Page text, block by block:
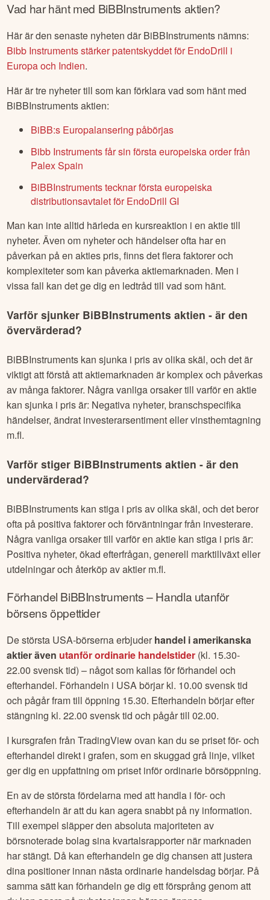
Vad har hänt med BiBBInstruments aktien?
Här är den senaste nyheten där BiBBInstruments nämns:
Bibb Instruments stärker patentskyddet för EndoDrill i
Europa och Indien.
Här är tre nyheter till som kan förklara vad som hänt med
BiBBInstrumentsaktien:
BiBB:s Europalansering påbörjas
Bibb Instruments får sin första europeiska order från
Palex Spain
BiBBInstruments tecknar första europeiska
distributionsavtalet för EndoDrill GI
Man kan inte alltid härleda en kursreaktion i en aktie till
nyheter. Även om nyheter och händelser ofta har en
påverkan på en akties pris, finns det flera faktorer och
komplexiteter som kan påverka aktiemarknaden. Men i
vissa fall kan det ge dig en ledtråd till vad som hänt.
Varför sjunker BiBBInstruments aktien - är den
övervärderad?
BiBBInstruments kan sjunka i pris av olika skäl, och det är
viktigt att förstå att aktiemarknaden är komplex och påverkas
av många faktorer. Några vanliga orsaker till varför en aktie
kan sjunka i pris är: Negativa nyheter, branschspecifika
händelser, ändrat investerarsentiment eller vinsthemtagning
m.fl.
Varför stiger BiBBInstruments aktien - är den
undervärderad?
BiBBInstruments kan stiga i pris av olika skäl, och det beror
ofta på positiva faktorer och förväntningar från investerare.
Några vanliga orsaker till varför en aktie kan stiga i pris är:
Positiva nyheter, ökad efterfrågan, generell marktillväxt eller
utdelningar och återköp av aktier m.fl.
Förhandel BiBBInstruments– Handla utanför
börsens öppettider
De största USA-börserna erbjuder handel i amerikanska
aktier även utanför ordinarie handelstider (kl. 15.30-
22.00 svensk tid) – något som kallas för förhandel och
efterhandel. Förhandeln i USA börjar kl. 10.00 svensk tid
och pågår fram till öppning 15.30. Efterhandeln börjar efter
stängning kl. 22.00 svensk tid och pågår till 02.00.
I kursgrafen från TradingView ovan kan du se priset för- och
efterhandel direkt i grafen, som en skuggad grå linje, vilket
ger dig en uppfattning om priset inför ordinarie börsöppning.
En av de största fördelarna med att handla i för- och
efterhandeln är att du kan agera snabbt på ny information.
Till exempel släpper den absoluta majoriteten av
börsnoterade bolag sina kvartalsrapporter när marknaden
har stängt. Då kan efterhandeln ge dig chansen att justera
dina positioner innan nästa ordinarie handelsdag börjar. På
samma sätt kan förhandeln ge dig ett försprång genom att